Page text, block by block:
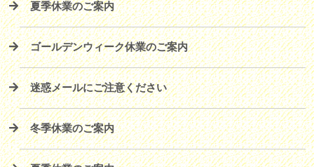
夏季休業のご案内
ゴールデンウィーク休業のご案内
迷惑メールにご注意ください
冬季休業のご案内